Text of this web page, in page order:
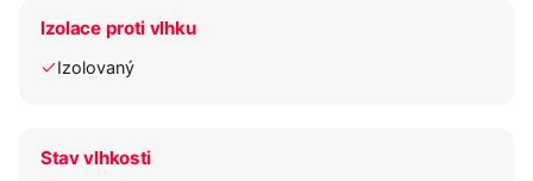
Izolace proti vlhku
Izolovaný
Stav vlhkosti